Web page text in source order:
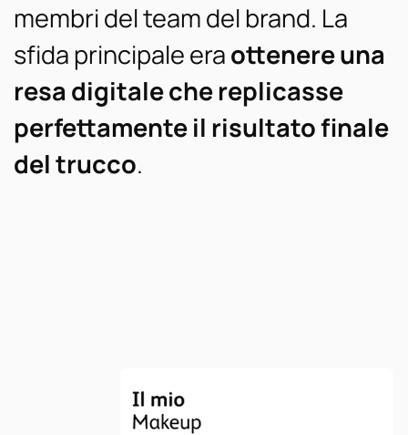
membri del team del brand. La
sfida principale eraottenere una
resa digitale che replicasse
perfettamente il risultato finale
del trucco.